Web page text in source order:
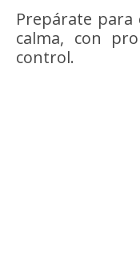
Prepárate
calma, con
control.